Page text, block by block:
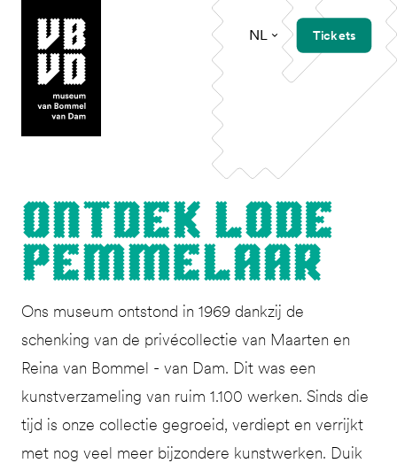
museum van Bommel van Dam
NL Tickets
Ont­dek Lode
Pemmelaar
Ons museum ontstond in 1969 dankzij de
schenking van de privécollectie van Maarten en
Reina van Bommel - van Dam. Dit was een
kunstverzameling van ruim 1.100 werken. Sinds die
tijd is onze collectie gegroeid, verdiept en verrijkt
met nog veel meer bijzondere kunstwerken. Duik